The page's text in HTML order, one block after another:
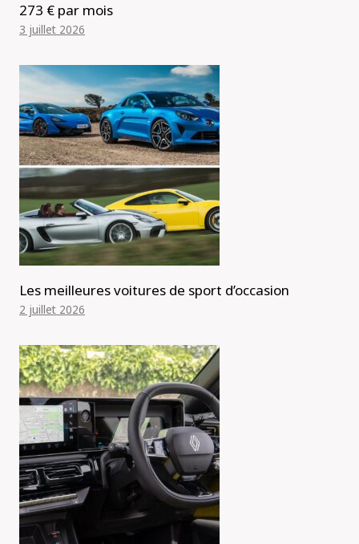
273 € par mois
3 juillet 2026
Les meilleures voitures de sport d’occasion
2 juillet 2026